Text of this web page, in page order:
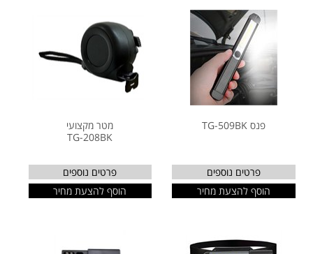
פנס TG-509BK
פרטים נוספים
הוסף להצעת מחיר
מטר מקצועי
TG-208BK
פרטים נוספים
הוסף להצעת מחיר